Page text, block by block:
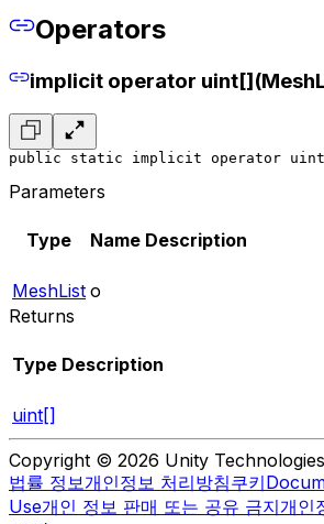
Operators
implicit operator
public static implicit operator
Parameters
Type Name Description
MeshList o
Returns
Type Description
uint[]
Copyright © 2026 Unity Technologies
법률 정보개인정보 처리방침쿠키
Use개인 정보 판매 또는 공유 금지개인